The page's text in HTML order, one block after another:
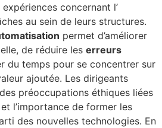
concernant l’
au sein de leurs structures.
permet d’améliorer
de réduire les erreurs
du temps pour se concentrer sur
ajoutée. Les dirigeants
préoccupations éthiques liées
et l’importance de former les
des nouvelles technologies. En